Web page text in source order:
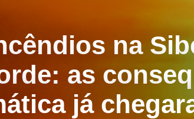
na
as
já